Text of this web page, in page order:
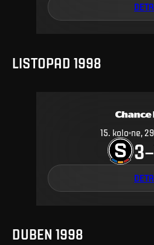
LISTOPAD 1998
15. kolo ne,
3–
DUBEN 1998